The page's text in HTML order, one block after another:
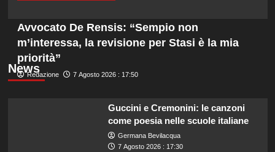
News
Avvocato De Rensis: “Sempio non
m’interessa, la revisione per Stasi è la mia
priorità”
Redazione 7 Agosto 2026 : 17:50
Guccini e Cremonini: le canzoni
come poesia nelle scuole italiane
Germana Bevilacqua
7 Agosto 2026 : 17:30